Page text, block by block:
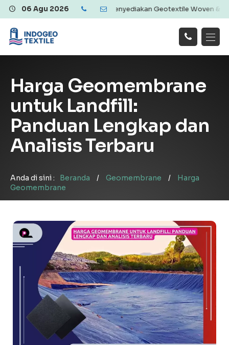
06 Agu 2026
dan Ekonomis | Menyediakan Geotextile Woven & Non Woven,
Tentang Kami
Layanan
Hubungi
!
Harga Geomembrane
untuk Landfill:
Panduan Lengkap dan
Analisis Terbaru
Anda di sini : Beranda / Geomembrane /
Harga
Geomembrane